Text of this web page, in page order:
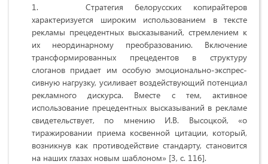
Стратегия белорусских копирайтеров
характеризуется широким использованием в тексте
рекламы прецедентных высказываний, стремлением к
их неординарному преобразованию. Включение
трансформированных прецедентов в структуру
слоганов придает им особую эмоционально-экспрес­
сивную нагрузку, усиливает воздействующий потенциал
рекламного дискурса. Вместе с тем, активное
использование прецедентных высказываний в рекламе
свидетельствует, по мнению И.В. Высоцкой, «о
тиражировании приема косвенной цитации, который,
возникнув как противодействие стандарту, становится
на наших глазах новым шаблоном» [3, с. 116].